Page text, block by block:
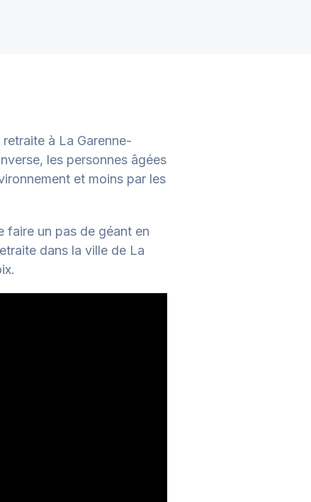
à La Garenne-
les personnes âgées
et moins par les
faire un pas de géant en
dans la ville de La